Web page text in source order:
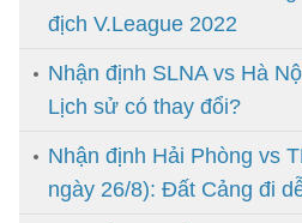
địch V.League 2022
Nhận định SLNA vs Hà
Lịch sử có thay đổi?
Nhận định Hải Phòng vs
ngày 26/8): Đất Cảng đi